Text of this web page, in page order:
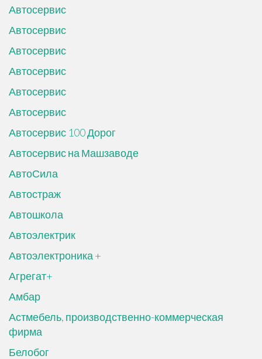
Автосервис
Автосервис
Автосервис
Автосервис
Автосервис
Автосервис
Автосервис 100 Дорог
Автосервис на Машзаводе
АвтоСила
Автостраж
Автошкола
Автоэлектрик
Автоэлектроника +
Агрегат+
Амбар
Астмебель, производственно-коммерческая
фирма
Белобог